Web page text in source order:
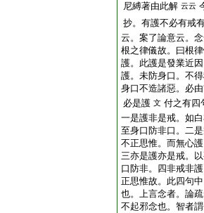
尼縛著由此解 云云
抄。有護不必有戒
云。案了論意云。
根之律儀故。曰根
護。此護是發業近
護。未防身口。不
身口不造諸惡。必
必是護 文 付之有
一是護非是戒。如
至身口防非口。二
不正思惟。而無心
三亦是護亦是戒。
口防非。四非戒非
正思惟故。此四句
也。上言念者。論
不起邪念也。智者